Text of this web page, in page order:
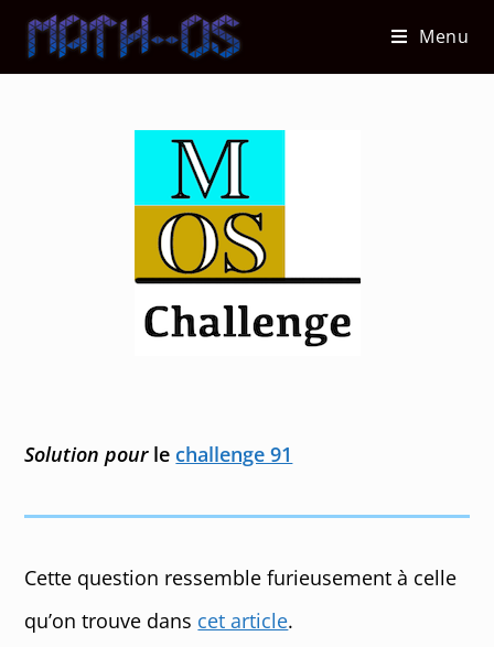
content
Menu
Solution pour le challenge 91
Cette question ressemble furieusement à celle
qu’on trouve dans cet article.